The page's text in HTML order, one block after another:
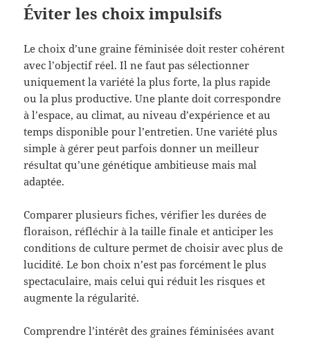
Éviter les choix impulsifs
Le choix d’une graine féminisée doit rester cohérent
avec l’objectif réel. Il ne faut pas sélectionner
uniquement la variété la plus forte, la plus rapide
ou la plus productive. Une plante doit correspondre
à l’espace, au climat, au niveau d’expérience et au
temps disponible pour l’entretien. Une variété plus
simple à gérer peut parfois donner un meilleur
résultat qu’une génétique ambitieuse mais mal
adaptée.
Comparer plusieurs fiches, vérifier les durées de
floraison, réfléchir à la taille finale et anticiper les
conditions de culture permet de choisir avec plus de
lucidité. Le bon choix n’est pas forcément le plus
spectaculaire, mais celui qui réduit les risques et
augmente la régularité.
Comprendre l’intérêt des graines féminisées avant